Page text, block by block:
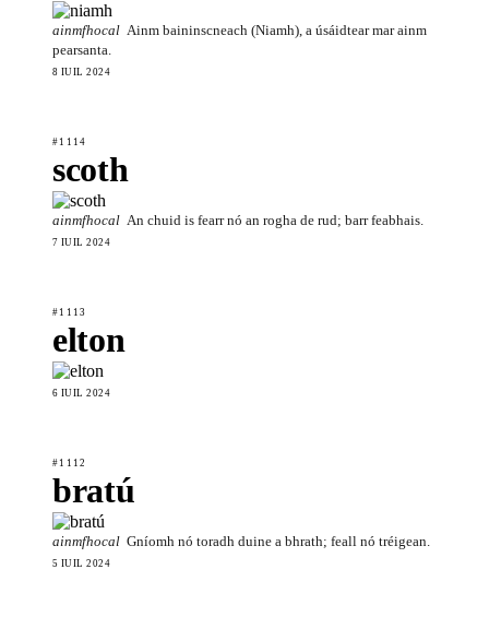
ainmfhocal Ainm baininscneach (Niamh), a úsáidtear mar ainm
pearsanta.
8 IÚIL 2024
#1114
scoth
ainmfhocal An chuid is fearr nó an rogha de rud; barr feabhais.
7 IÚIL 2024
#1113
elton
6 IÚIL 2024
#1112
bratú
ainmfhocal Gníomh nó toradh duine a bhrath; feall nó tréigean.
5 IÚIL 2024